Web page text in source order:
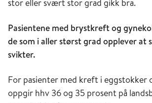
stor eller svært stor grad gikk bra.
Pasientene med brystkreft og
de som i aller størst grad opplever at
svikter.
For pasienter med kreft i eggstokker
oppgir hhv 36 og 35 prosent på